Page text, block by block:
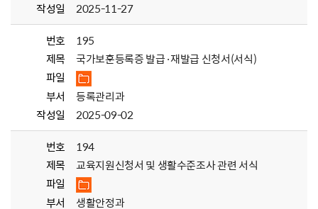
작성일
2025-11-27
번호
195
제목
국가보훈등록증 발급·재발급 신청서(서식)
파일
부서
등록관리과
작성일
2025-09-02
번호
194
제목
교육지원신청서 및 생활수준조사 관련 서식
파일
부서
생활안정과